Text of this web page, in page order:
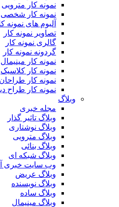
نمونه کار مترویی
نمونه کار شخصی
آلبوم های نمونه
تصاویر نمونه کار
گالری نمونه کار
گردونه نمونه کار
نمونه کار مینیمال
نمونه کار کلاسیک
نمونه کار طراحان
نمونه کار طراح
وبلاگ
مجله خبری
وبلاگ تاثیر گذار
وبلاگ نوشتاری
وبلاگ مترویی
وبلاگ بنائی
وبلاگ شبکه ای
وب سایت خبری
وبلاگ عریض
وبلاگ نویسنده
وبلاگ ساده
وبلاگ مینیمال